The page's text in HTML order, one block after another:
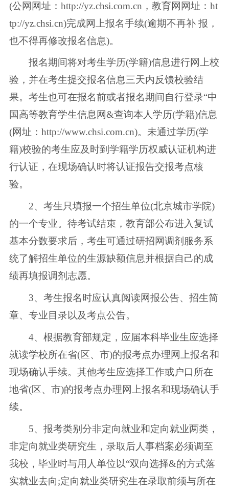
(公网网址：http://yz.chsi.com.cn，教育网网址：ht
tp://yz.chsi.cn)完成网上报名手续(逾期不再补 报，
也不得再修改报名信息)。
报名期间将对考生学历(学籍)信息进行网上校
验，并在考生提交报名信息三天内反馈校验结
果。考生也可在报名前或者报名期间自行登录“中
国高等教育学生信息网&查询本人学历(学籍)信息
(网址：http://www.chsi.com.cn)。未通过学历(学
籍)校验的考生应及时到学籍学历权威认证机构进
行认证，在现场确认时将认证报告交报考点核
验。
2、考生只填报一个招生单位(北京城市学院)
的一个专业。待考试结束，教育部公布进入复试
基本分数要求后，考生可通过研招网调剂服务系
统了解招生单位的生源缺额信息并根据自己的成
绩再填报调剂志愿。
3、考生报名时应认真阅读网报公告、招生简
章、专业目录以及考点公告。
4、根据教育部规定，应届本科毕业生应选择
就读学校所在省(区、市)的报考点办理网上报名和
现场确认手续。其他考生应选择工作或户口所在
地省(区、市)的报考点办理网上报名和现场确认手
续。
5、报考类别分非定向就业和定向就业两类，
非定向就业类研究生，录取后人事档案必须调至
我校，毕业时与用人单位以“双向选择&的方式落
实就业去向;定向就业类研究生在录取前须与所在